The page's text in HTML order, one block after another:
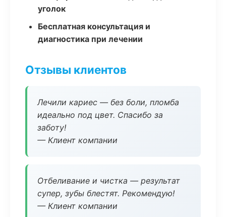
уголок
Бесплатная консультация и
диагностика при лечении
Отзывы клиентов
Лечили кариес — без боли, пломба
идеально под цвет. Спасибо за
заботу!
— Клиент компании
Отбеливание и чистка — результат
супер, зубы блестят. Рекомендую!
— Клиент компании